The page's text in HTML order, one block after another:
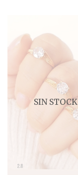
SIN STOCK